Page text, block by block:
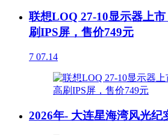
联想LOQ 27-10显示器上
刷IPS屏，售价749元
7 07.14
2026年- 大连星海湾风光纪